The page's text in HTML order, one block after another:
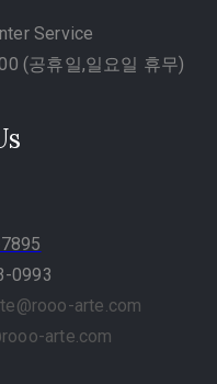
Service
(공휴일,일요일 휴무)
0993
arte.com
arte.com